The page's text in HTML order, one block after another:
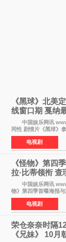
《黑球》北美
线窗口期 戛纳
中国娱乐网讯 www
同性 剧情片《黑球》
片最新定档今年10月
电视剧
《怪物》第四
拉·比蒂领衔 查
中国娱乐网讯 www yule com cn
物》第四季首曝海报
案——丽兹·波顿砍死
电视剧
荣仓奈奈时隔
《兄妹》 10月